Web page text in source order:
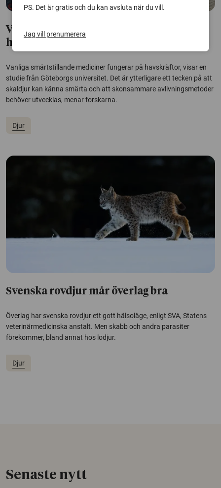
Värkmedicin mildrar smärtresponsen
hos havskräftor
Vanliga smärtstillande mediciner fungerar på havskräftor, visar en
studie från Göteborgs universitet. Det är ytterligare ett tecken på att
skaldjur kan känna smärta och att skonsammare avlivningsmetoder
behöver utvecklas, menar forskarna.
Djur
Svenska rovdjur mår överlag bra
Överlag har svenska rovdjur ett gott hälsoläge, enligt SVA, Statens
veterinärmedicinska anstalt. Men skabb och andra parasiter
förekommer, bland annat hos lodjur.
Djur
Senaste nytt
PS. Det är gratis och du kan avsluta när du vill.
Jag vill prenumerera